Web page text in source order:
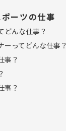
ーツの仕事
どんな仕事？
ってどんな仕事？
事？
事？